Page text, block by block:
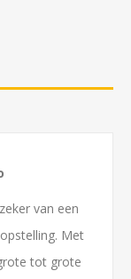
van een
Met
tot grote